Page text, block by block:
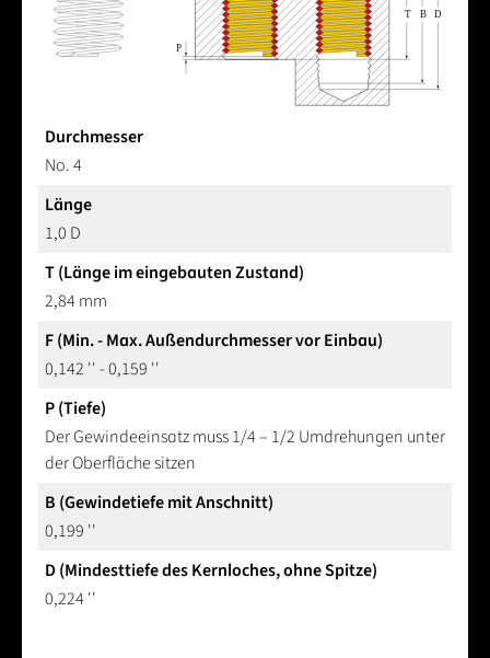
Durchmesser
No. 4
Länge
1,0 D
T (Länge im eingebauten Zustand)
2,84 mm
F (Min. - Max. Außendurchmesser vor Einbau)
0,142 '' - 0,159 ''
P (Tiefe)
Der Gewindeeinsatz muss 1/4 – 1/2 Umdrehungen unter
der Oberfläche sitzen
B (Gewindetiefe mit Anschnitt)
0,199 ''
D (Mindesttiefe des Kernloches, ohne Spitze)
0,224 ''